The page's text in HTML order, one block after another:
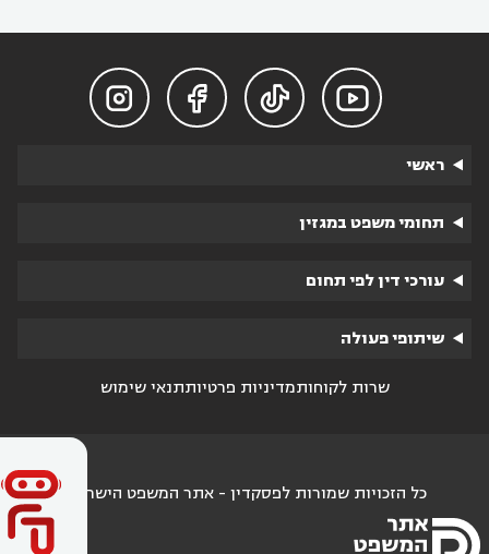




ראשי
תחומי משפט במגזין
עורכי דין לפי תחום
שיתופי פעולה
שרות לקוחותמדיניות פרטיותתנאי שימוש
כל הזכויות שמורות לפסקדין - אתר המשפט הישראלי